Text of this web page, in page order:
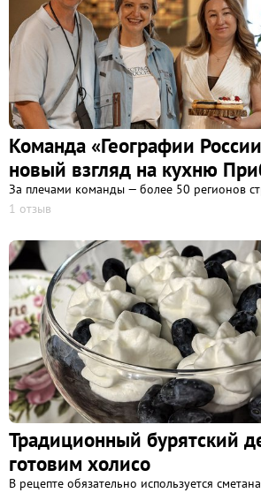
Команда «Географии
новый взгляд на кухню
За плечами команды — более 50 регионов
1 отзыв
Традиционный бурятский
готовим холисо
В рецепте обязательно используется